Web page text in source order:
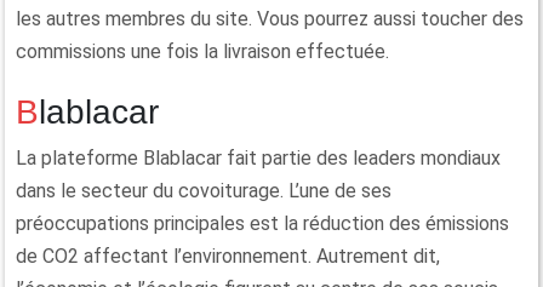
les autres membres du site. Vous pourrez aussi toucher des
commissions une fois la livraison effectuée.
Blablacar
La plateforme Blablacar fait partie des leaders mondiaux
dans le secteur du covoiturage. L’une de ses
préoccupations principales est la réduction des émissions
de CO2 affectant l’environnement. Autrement dit,